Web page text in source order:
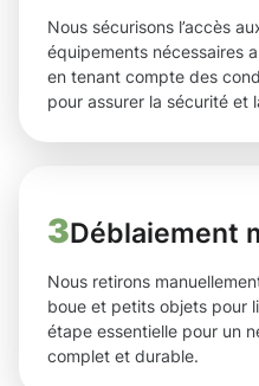
Nous sécurisons l’accès
équipements nécessaires
en tenant compte des
pour assurer la sécurité et
3Déblaiement
Nous retirons
boue et petits objets pour
étape essentielle pour un
complet et durable.